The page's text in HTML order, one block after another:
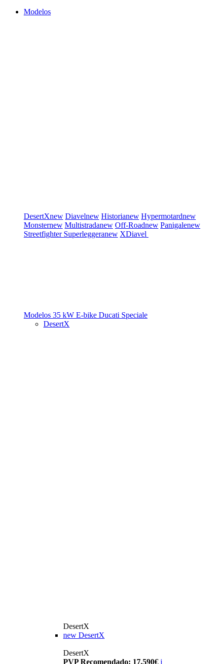
Modelos
DesertXnew Diavelnew Historianew Hypermotardnew
Monsternew Multistradanew Off-Roadnew Panigalenew
Streetfighter Superleggeranew XDiavel
Modelos 35 kW E-bike Ducati Speciale
DesertX
DesertX
new DesertX
DesertX
PVP Recomendado: 17.590€ i